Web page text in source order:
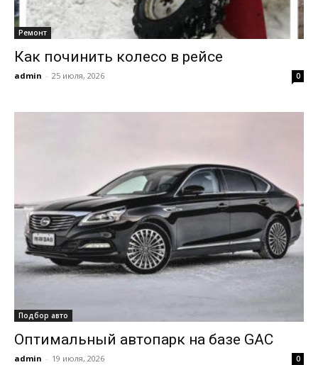
Ремонт
Как починить колесо в рейсе
admin - 25 июля, 2026 0
Подбор авто
Оптимальный автопарк на базе GAC
admin - 19 июля, 2026 0